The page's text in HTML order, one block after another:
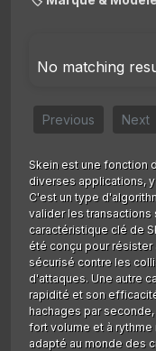
No matching
Previous Next
Skein est une fonction
diverses applications,
C'est un type
valider les transactions
caractéristique clé de
été conçu pour
sécurisé contre les
d'attaques. Une autre
rapidité et son
hachages par
fort volume et à
adapté au monde des